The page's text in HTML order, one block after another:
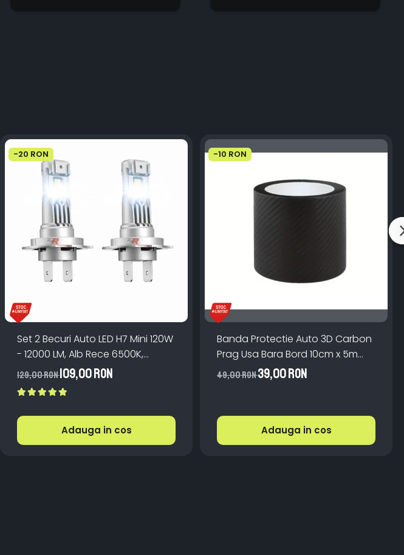
-20 RON
Set 2 Becuri Auto LED H7 Mini 120W
- 12000 LM, Alb Rece 6500K,
Canbus Integrat + Ventilator
Răcire, Plug & Play, 12-18V
129,00 RON109,00 RON
Adauga in cos
-10 RON
Banda Protectie Auto 3D Carbon
Prag Usa Bara Bord 10cm x 5m
Impermeabila
49,00 RON39,00 RON
Adauga in cos